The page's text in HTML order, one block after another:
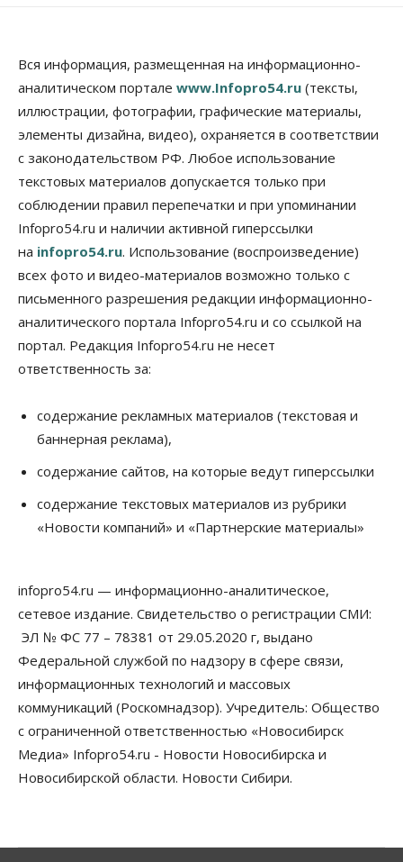
07 Августа 2026, 12:35
Общество
Синоптики рассказали о погоде в Новосибирске
на выходных
07 Августа 2026, 12:00
Жители Новосибирска смогут добровольно
повысить свою пенсию
07 Августа 2026, 11:30
Общество
Деньгами будут распоряжаться дети: в десяти
школах Новосибирской области введут
инициативное бюджетирование
07 Августа 2026, 11:00
заключили под стражу
07 Августа 2026, 10:15
Общество
Новосибирской области, но режима ЧС не будет
07 Августа 2026, 10:00
выстраивают системы защиты от атак БПЛА
07 Августа 2026, 09:00
По «Сибэлектротерму» выдали исполнительные
листы на полмиллиарда рублей
07 Августа 2026, 08:00
Бизнес Власть Медицина Общество
Искусственный интеллект предлагают
привлекать к разработке новых лекарств в
России
Вся информация, размещенная на информационно-
аналитическом портале www.Infopro54.ru (тексты,
иллюстрации, фотографии, графические материалы,
элементы дизайна, видео), охраняется в соответствии
с законодательством РФ. Любое использование
текстовых материалов допускается только при
соблюдении правил перепечатки и при упоминании
Infopro54.ru и наличии активной гиперссылки
на infopro54.ru. Использование (воспроизведение)
всех фото и видео-материалов возможно только с
письменного разрешения редакции информационно-
аналитического портала Infopro54.ru и со ссылкой на
портал. Редакция Infopro54.ru не несет
ответственность за:
содержание рекламных материалов (текстовая и
баннерная реклама),
содержание сайтов, на которые ведут гиперссылки
содержание текстовых материалов из рубрики
«Новости компаний» и «Партнерские материалы»
infopro54.ru — информационно-аналитическое,
сетевое издание. Свидетельство о регистрации СМИ:
ЭЛ № ФС 77 – 78381 от 29.05.2020 г, выдано
Федеральной службой по надзору в сфере связи,
информационных технологий и массовых
коммуникаций (Роскомнадзор). Учредитель: Общество
с ограниченной ответственностью «Новосибирск
Медиа» Infopro54.ru - Новости Новосибирска и
Новосибирской области. Новости Сибири.